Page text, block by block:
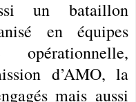
un bataillon
en équipes
opérationnelle,
d’AMO, la
mais aussi